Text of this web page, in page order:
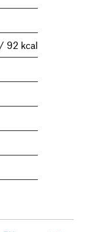
92 kcal